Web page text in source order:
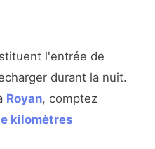
l'entrée de
durant la nuit.
Royan, comptez
kilomètres